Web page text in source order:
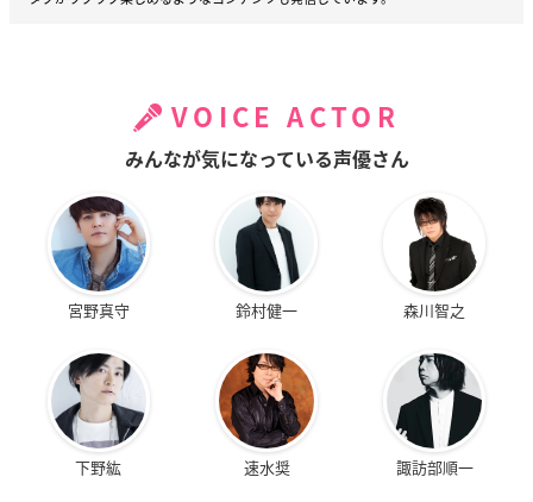
VOICE ACTOR
みんなが気になっている声優さん
宮野真守 鈴村健一 森川智之
下野紘 速水奨 諏訪部順一